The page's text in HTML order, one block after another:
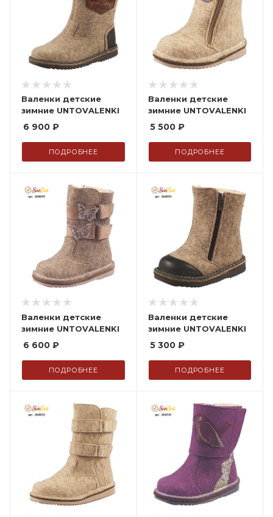
Валенки детские
зимние UNTOVALENKI
6 900 ₽
ПОДРОБНЕЕ
Валенки детские
зимние UNTOVALENKI
5 500₽
ПОДРОБНЕЕ
Валенки детские
зимние UNTOVALENKI
6 600 ₽
ПОДРОБНЕЕ
Валенки детские
зимние UNTOVALENKI
5 300₽
ПОДРОБНЕЕ